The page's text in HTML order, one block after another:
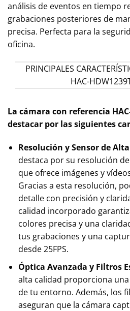
análisis de eventos en tiempo
grabaciones posteriores de
precisa. Perfecta para la
oficina.
PRINCIPALES
HAC-
La cámara con referencia
destacar por las siguientes
Resolución y Sensor de
destaca por su resolución de
que ofrece imágenes y
Gracias a esta resolución,
detalle con precisión y
calidad incorporado
colores precisa y una
tus grabaciones y una
desde 25FPS.
Óptica Avanzada y Filtros
alta calidad proporciona
de tu entorno. Además, los
aseguran que la cámara